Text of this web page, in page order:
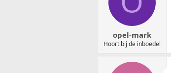
opel-mark
Hoort bij de inboedel